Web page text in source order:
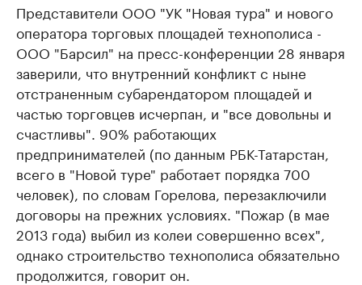
Представители ООО "УК "Новая тура" и нового
оператора торговых площадей технополиса -
ООО "Барсил" на пресс-конференции 28 января
заверили, что внутренний конфликт с ныне
отстраненным субарендатором площадей и
частью торговцев исчерпан, и "все довольны и
счастливы". 90% работающих
предпринимателей (по данным РБК-Татарстан,
всего в "Новой туре" работает порядка 700
человек), по словам Горелова, перезаключили
договоры на прежних условиях. "Пожар (в мае
2013 года) выбил из колеи совершенно всех",
однако строительство технополиса обязательно
продолжится, говорит он.